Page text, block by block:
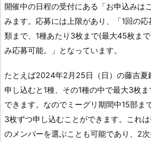
開催中の日程の受付にある「お申込みは
みます。応募には上限があり、「1回の応
類まで、1種あたり3枚まで(最大45枚ま
み応募可能。」となっています。
たとえば2024年2月25日（日）の藤吉夏
申し込むと1種、その1種の中で最大3枚
できます。なのでミーグリ期間中15部ま
3枚ずつ申し込むことができます。これ
のメンバーを選ぶことも可能であり、2